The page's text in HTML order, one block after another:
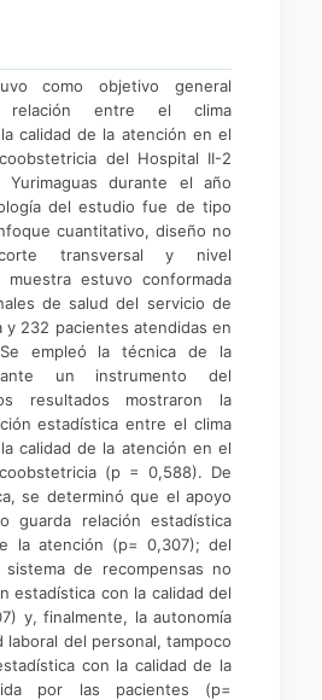
como objetivo general
relación entre el clima
calidad de la atención en el
del Hospital II-2
Yurimaguas durante el año
del estudio fue de tipo
cuantitativo, diseño no
corte transversal y nivel
muestra estuvo conformada
de salud del servicio de
y 232 pacientes atendidas en
empleó la técnica de la
un instrumento del
resultados mostraron la
estadística entre el clima
calidad de la atención en el
(p = 0,588). De
se determinó que el apoyo
guarda relación estadística
la atención (p= 0,307); del
de recompensas no
estadística con la calidad del
y, finalmente, la autonomía
laboral del personal, tampoco
con la calidad de la
por las pacientes (p=